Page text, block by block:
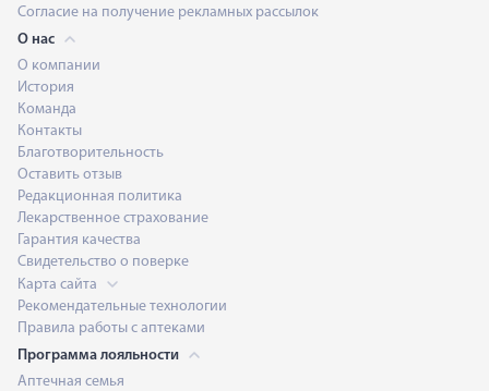
Согласие на получение рекламных рассылок
О нас
О компании
История
Команда
Контакты
Благотворительность
Оставить отзыв
Редакционная политика
Лекарственное страхование
Гарантия качества
Свидетельство о поверке
Карта сайта
Рекомендательные технологии
Правила работы с аптеками
Программа лояльности
Аптечная семья